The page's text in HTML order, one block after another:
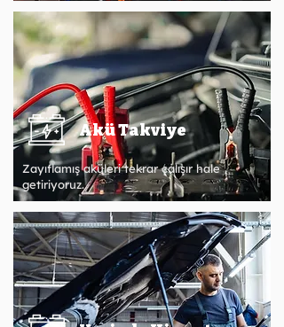
Akü Takviye
Zayıflamış aküleri tekrar çalışır hale
getiriyoruz.